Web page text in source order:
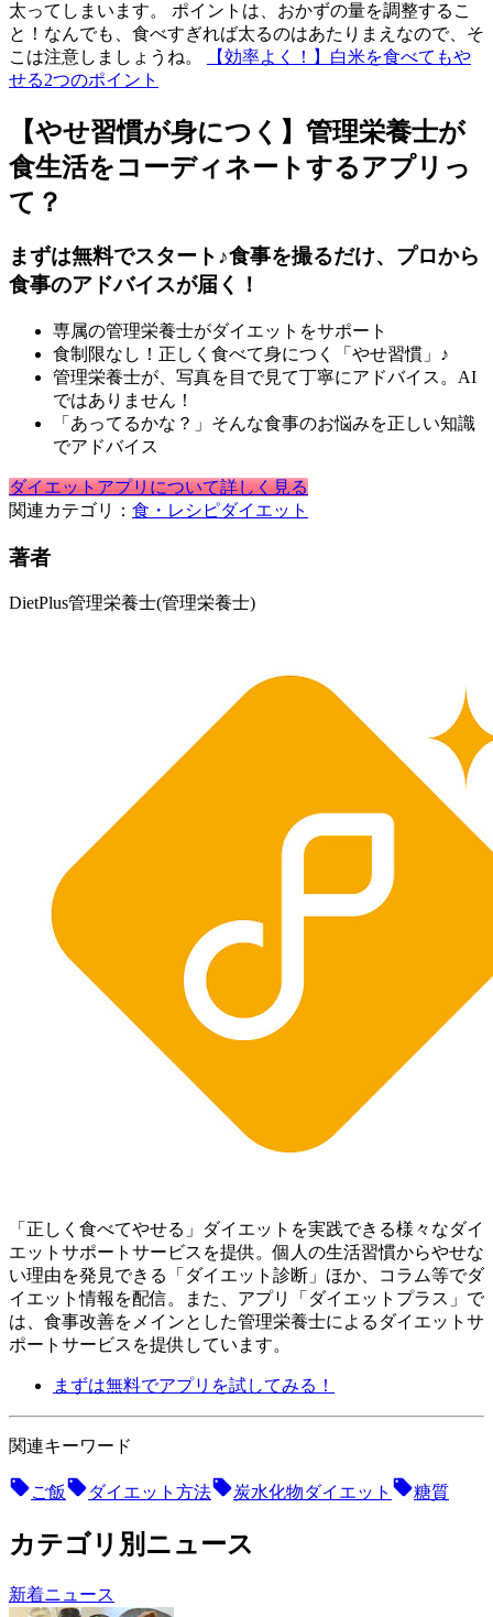
太ってしまいます。 ポイントは、おかずの量を調整するこ
と！なんでも、食べすぎれば太るのはあたりまえなので、そ
こは注意しましょうね。
【効率よく！】白米を食べてもや
せる2つのポイント
【やせ習慣が身につく】管理栄養士が
食生活をコーディネートするアプリっ
て？
まずは無料でスタート♪食事を撮るだけ、プロから
食事のアドバイスが届く！
専属の管理栄養士がダイエットをサポート
食制限なし！正しく食べて身につく「やせ習慣」♪
管理栄養士が、写真を目で見て丁寧にアドバイス。AI
ではありません！
「あってるかな？」そんな食事のお悩みを正しい知識
でアドバイス
ダイエットアプリについて詳しく見る
関連カテゴリ： 食・レシピダイエット
著者
DietPlus管理栄養士(管理栄養士)
「正しく食べてやせる」ダイエットを実践できる様々なダイ
エットサポートサービスを提供。個人の生活習慣からやせな
い理由を発見できる「ダイエット診断」ほか、コラム等でダ
イエット情報を配信。 また、アプリ「ダイエットプラス」で
は、食事改善をメインとした管理栄養士によるダイエットサ
ポートサービスを提供しています。
まずは無料でアプリを試してみる！
関連キーワード
ご飯 ダイエット方法 炭水化物ダイエット 糖質
カテゴリ別ニュース
新着ニュース